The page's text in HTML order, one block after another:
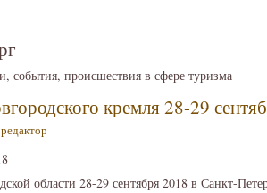
события, происшествия в сфере туризма
кремля 28-29
редактор
области 28-29 сентября 2018 в Санкт-